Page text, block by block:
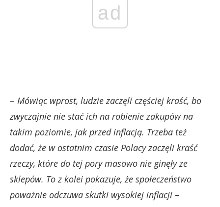
ad
– Mówiąc wprost, ludzie zaczęli częściej kraść, bo
zwyczajnie nie stać ich na robienie zakupów na
takim poziomie, jak przed inflacją. Trzeba też
dodać, że w ostatnim czasie Polacy zaczęli kraść
rzeczy, które do tej pory masowo nie ginęły ze
sklepów. To z kolei pokazuje, że społeczeństwo
poważnie odczuwa skutki wysokiej inflacji –